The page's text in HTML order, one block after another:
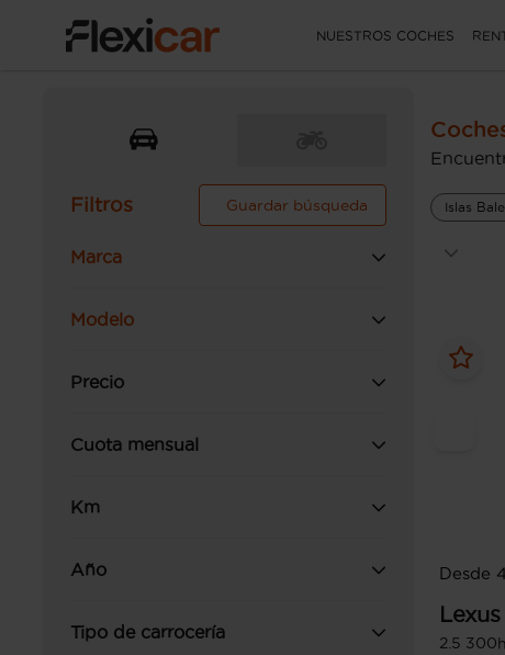
NUESTROS COCHES
Filtros Guardar búsqueda
Marca
Modelo
Precio
Cuota mensual
Km
Año
Tipo de carrocería
Islas
Desde
Lexus
2.5